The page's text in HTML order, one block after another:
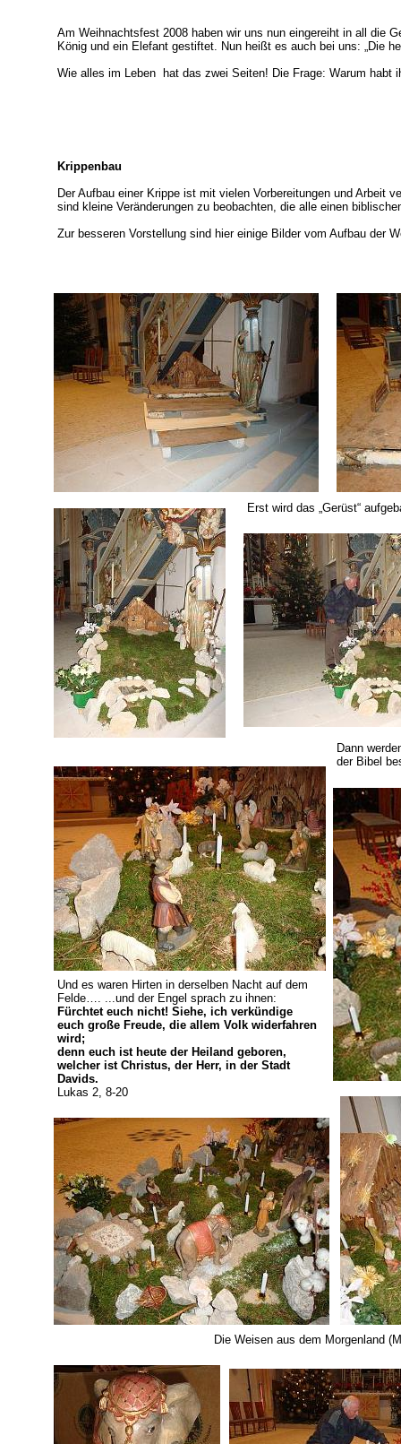
Am Weihnachtsfest 2008 haben wir uns nun eingereiht in all die
König und ein Elefant gestiftet. Nun heißt es auch bei uns: „Die
Wie alles im Leben hat das zwei Seiten! Die Frage: Warum habt
Krippenbau
Der Aufbau einer Krippe ist mit vielen Vorbereitungen und Arbeit
sind kleine Veränderungen zu beobachten, die alle einen
Zur besseren Vorstellung sind hier einige Bilder vom Aufbau der
Erst wird das „Gerüst“
Dann
der Bibel
Und es waren Hirten in derselben Nacht auf dem
Felde…. ...und der Engel sprach zu ihnen:
Fürchtet euch nicht! Siehe, ich verkündige
euch große Freude, die allem Volk widerfahren
wird;
denn euch ist heute der Heiland geboren,
welcher ist Christus, der Herr, in der Stadt
Davids.
Lukas 2, 8-20
Die Weisen aus dem Morgenland